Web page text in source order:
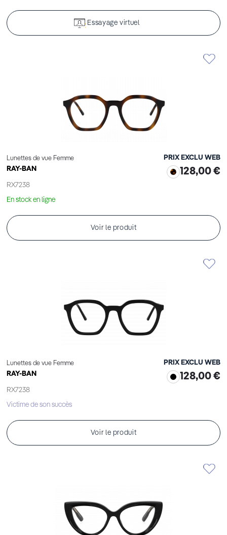
Essayage virtuel
Lunettes de vue Femme
RAY-BAN
RX7238
PRIX EXCLU WEB
128,00 €
En stock en ligne
Voir le produit
Lunettes de vue Femme
RAY-BAN
RX7238
PRIX EXCLU WEB
128,00 €
Victime de son succès
Voir le produit